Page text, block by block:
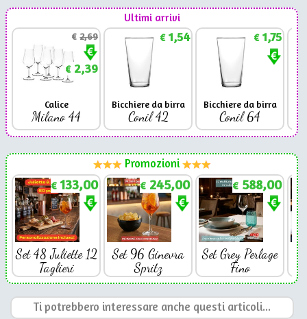
Ultimi arrivi
€2,69
€2,39
Calice
Milano 44
€1,54
Bicchiere da birra
Conil 42
€1,75
Bicchiere da birra
Conil 64
Promozioni
€ 133,00
Set 48 Juliette 12
Taglieri
€ 245,00
Set 96 Ginevra
Spritz
€ 588,00
Set Grey Perlage
Fino
Ti potrebbero interessare anche questi articoli...